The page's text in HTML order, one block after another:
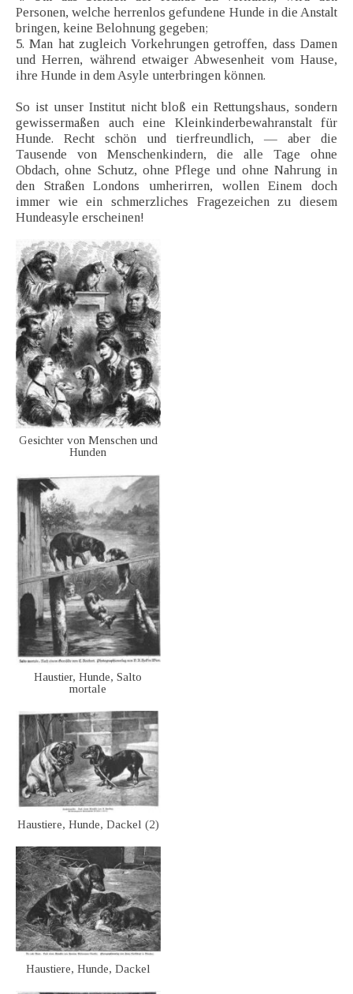
Personen, welche herrenlos gefundene Hunde in die Anstalt
bringen, keine Belohnung gegeben;
5. Man hat zugleich Vorkehrungen getroffen, dass Damen
und Herren, während etwaiger Abwesenheit vom Hause,
ihre Hunde in dem Asyle unterbringen können.
So ist unser Institut nicht bloß ein Rettungshaus, sondern
gewissermaßen auch eine Kleinkinderbewahranstalt für
Hunde. Recht schön und tierfreundlich, — aber die
Tausende von Menschenkindern, die alle Tage ohne
Obdach, ohne Schutz, ohne Pflege und ohne Nahrung in
den Straßen Londons umherirren, wollen Einem doch
immer wie ein schmerzliches Fragezeichen zu diesem
Hundeasyle erscheinen!
Gesichter von Menschen und
Hunden
Haustier, Hunde, Salto
mortale
Haustiere, Hunde, Dackel (2)
Haustiere, Hunde, Dackel